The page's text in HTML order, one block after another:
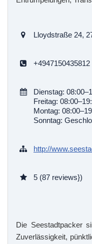
Lloydstraße 24,
+4947150435812
Dienstag:
Freitag:
Montag:
Sonntag:
http://
5 (87 reviews})
Die Seestadtpacker
Zuverlässigkeit,